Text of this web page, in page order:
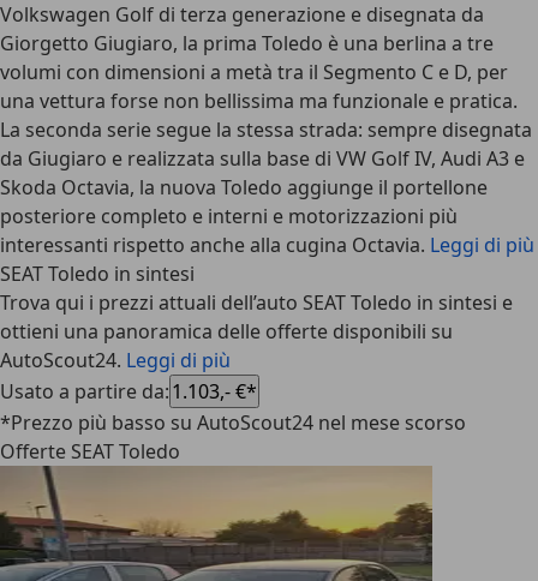
Volkswagen Golf di terza generazione e disegnata da
Giorgetto Giugiaro, la prima Toledo è una berlina a tre
volumi con dimensioni a metà tra il Segmento C e D, per
una vettura forse non bellissima ma funzionale e pratica.
La seconda serie segue la stessa strada: sempre disegnata
da Giugiaro e realizzata sulla base di VW Golf IV, Audi A3 e
Skoda Octavia, la nuova Toledo aggiunge il portellone
posteriore completo e interni e motorizzazioni più
interessanti rispetto anche alla cugina Octavia. Leggi di più
SEAT Toledo in sintesi
Trova qui i prezzi attuali dell’auto SEAT Toledo in sintesi e
ottieni una panoramica delle offerte disponibili su
AutoScout24. Leggi di più
Usato a partire da:1.103,- €*
*Prezzo più basso su AutoScout24 nel mese scorso
Offerte SEAT Toledo